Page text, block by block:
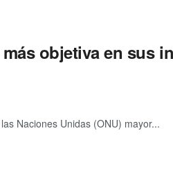
objetiva en sus
Naciones Unidas (ONU) mayor...